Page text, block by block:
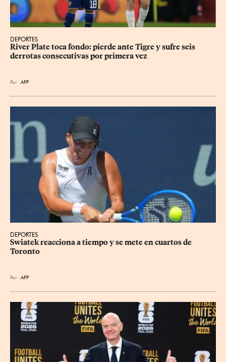
DEPORTES
River Plate toca fondo: pierde ante Tigre y sufre seis
derrotas consecutivas por primera vez
Por AFP
DEPORTES
Swiatek reacciona a tiempo y se mete en cuartos de
Toronto
Por AFP